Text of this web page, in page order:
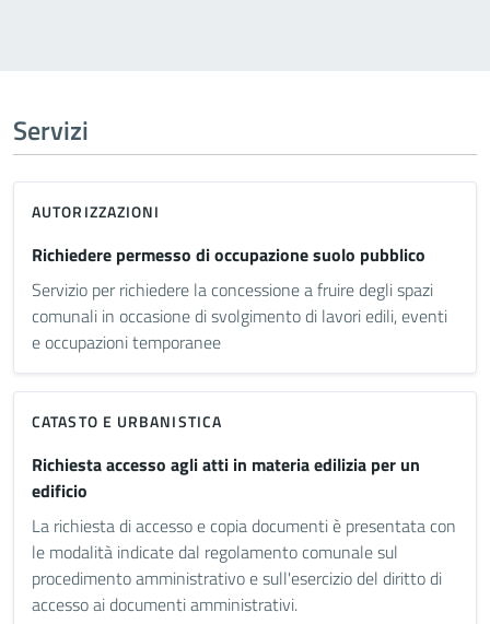
Servizi
AUTORIZZAZIONI
Richiedere permesso di occupazione suolo pubblico
Servizio per richiedere la concessione a fruire degli spazi
comunali in occasione di svolgimento di lavori edili, eventi
e occupazioni temporanee
CATASTO E URBANISTICA
Richiesta accesso agli atti in materia edilizia per un
edificio
La richiesta di accesso e copia documenti è presentata con
le modalità indicate dal regolamento comunale sul
procedimento amministrativo e sull'esercizio del diritto di
accesso ai documenti amministrativi.